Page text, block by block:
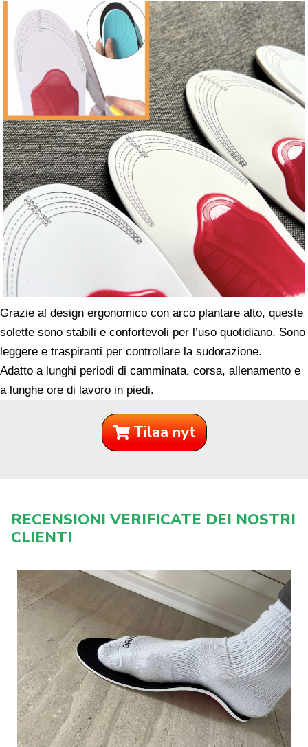
Grazie al design ergonomico con arco plantare alto, queste
solette sono stabili e confortevoli per l’uso quotidiano. Sono
leggere e traspiranti per controllare la sudorazione.
Adatto a lunghi periodi di camminata, corsa, allenamento e
a lunghe ore di lavoro in piedi.
Tilaa nyt
RECENSIONI VERIFICATE DEI NOSTRI
CLIENTI